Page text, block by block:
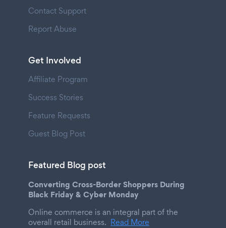
Contact Support
Report Abuse
Get Involved
Affiliate Program
Success Stories
Feature Requests
Guest Blog Post
Featured Blog post
Converting Cross-Border Shoppers During
Black Friday & Cyber Monday
Online commerce is an integral part of the
overall retail business. Read More